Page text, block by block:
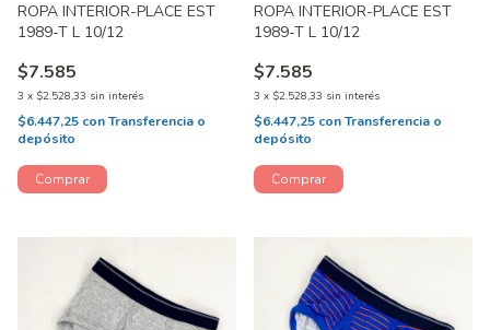
ROPA INTERIOR-PLACE EST
1989-T L 10/12
$7.585
3 x $2.528,33 sin interés
$6.447,25 conTransferencia o
depósito
ROPA INTERIOR-PLACE EST
1989-T L 10/12
$7.585
3 x $2.528,33 sin interés
$6.447,25 conTransferencia o
depósito